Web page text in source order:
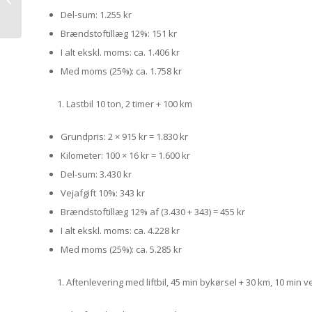
Del-sum: 1.255 kr
Brændstoftillæg 12%: 151 kr
I alt ekskl. moms: ca. 1.406 kr
Med moms (25%): ca. 1.758 kr
Lastbil 10 ton, 2 timer + 100 km
Grundpris: 2 × 915 kr = 1.830 kr
Kilometer: 100 × 16 kr = 1.600 kr
Del-sum: 3.430 kr
Vejafgift 10%: 343 kr
Brændstoftillæg 12% af (3.430 + 343) = 455 kr
I alt ekskl. moms: ca. 4.228 kr
Med moms (25%): ca. 5.285 kr
Aftenlevering med liftbil, 45 min bykørsel + 30 km, 10 min
Odense og Aalborg